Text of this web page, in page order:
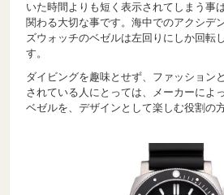
いた時間よりも短く表示されてしまう事
関わる大切な事です。海中でのアクシデ
ズウォッチのベゼルは左回りにしか回転
す。
ダイビングを趣味とせず、ファッション
されている人にとっては、メーカーによ
ベゼルを、デザインとして楽しむ役割の